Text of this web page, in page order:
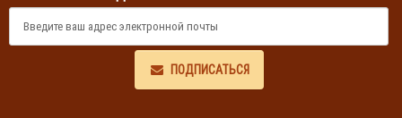
ПОДПИСАТЬСЯ